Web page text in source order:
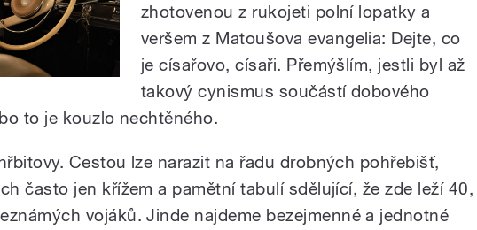
zhotovenou z rukojeti polní lopatky a
veršem z Matoušova evangelia: Dejte, co
je císařovo, císaři. Přemýšlím, jestli byl až
takový cynismus součástí dobového
to je kouzlo nechtěného.
Cestou lze narazit na řadu drobných pohřebišť,
často jen křížem a pamětní tabulí sdělující, že zde leží 40,
vojáků. Jinde najdeme bezejmenné a jednotné